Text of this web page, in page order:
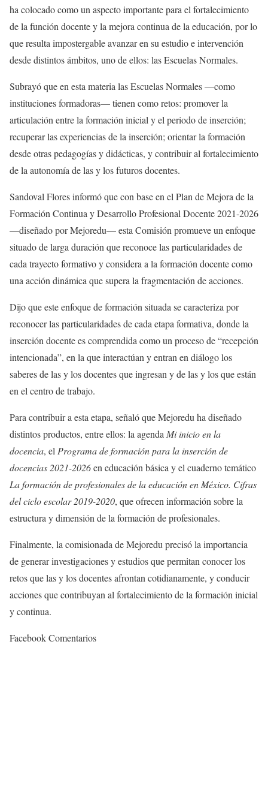
ha colocado como un aspecto importante para el fortalecimiento
de la función docente y la mejora continua de la educación, por lo
que resulta impostergable avanzar en su estudio e intervención
desde distintos ámbitos, uno de ellos: las Escuelas Normales.
Subrayó que en esta materia las Escuelas Normales —como
instituciones formadoras— tienen como retos: promover la
articulación entre la formación inicial y el periodo de inserción;
recuperar las experiencias de la inserción; orientar la formación
desde otras pedagogías y didácticas, y contribuir al fortalecimiento
de la autonomía de las y los futuros docentes.
Sandoval Flores informó que con base en el Plan de Mejora de la
Formación Continua y Desarrollo Profesional Docente 2021-2026
—diseñado por Mejoredu— esta Comisión promueve un enfoque
situado de larga duración que reconoce las particularidades de
cada trayecto formativo y considera a la formación docente como
una acción dinámica que supera la fragmentación de acciones.
Dijo que este enfoque de formación situada se caracteriza por
reconocer las particularidades de cada etapa formativa, donde la
inserción docente es comprendida como un proceso de “recepción
intencionada”, en la que interactúan y entran en diálogo los
saberes de las y los docentes que ingresan y de las y los que están
en el centro de trabajo.
Para contribuir a esta etapa, señaló que Mejoredu ha diseñado
distintos productos, entre ellos: la agenda Mi inicio en la
docencia, el Programa de formación para la inserción de
docencias 2021-2026en educación básica y el cuaderno temático
La formación de profesionales de la educación en México. Cifras
del ciclo escolar 2019-2020, que ofrecen información sobre la
estructura y dimensión de la formación de profesionales.
Finalmente, la comisionada de Mejoredu precisó la importancia
de generar investigaciones y estudios que permitan conocer los
retos que las y los docentes afrontan cotidianamente, y conducir
acciones que contribuyan al fortalecimiento de la formación inicial
y continua.
Facebook Comentarios